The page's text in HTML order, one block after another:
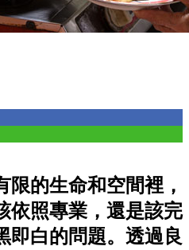
限的生命和空間裡，
依照專業，還是該完
即白的問題。透過良